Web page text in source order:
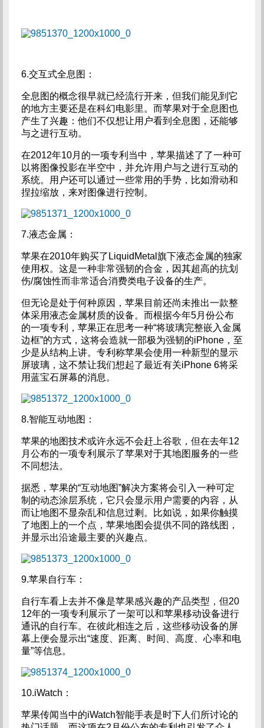
6.交互式全息图：
全息图的概念很早就已经流行开来，但我们能见到它
的地方主要还是在科幻电影里。而苹果对于全息图也
产生了兴趣：他们不仅想让用户看到全息图，还能够
与之进行互动。
在2012年10月的一项专利当中，苹果描述了了一种可
以将图像投影在半空中，并允许用户与之进行互动的
系统。用户还可以通过一些常用的手势，比如滑动和
捏拉缩放，来对图像进行控制。
7.液态金属：
苹果在2010年购买了LiquidMetal旗下液态金属的独家
使用权。这是一种非常强韧的合金，因其超高的抗划
伤/腐蚀性而非常适合消费类电子设备的生产。
但无论是处于何种原因，苹果目前还尚未推出一款整
体采用液态金属材质的设备。而根据今年5月份公布
的一项专利，苹果正在思考一种“将玻璃完整嵌入金属
边框”的方式，这将会造就一部极为强韧的iPhone，至
少是从结构上讲。专利称苹果会使用一种新型的显示
屏玻璃，这不禁让我们想起了最近有关iPhone 6将采
用蓝宝石屏幕的消息。
8.智能互动地图：
苹果的地图技术或许永远不会赶上谷歌，但在去年12
月公布的一项专利展示了苹果对于其地图服务的一些
不同想法。
据悉，苹果的“互动地图”解决方案将会引入一种可定
制的动态涂层系统，它只会显示用户需要的内容，从
而让地图不显杂乱和信息过剩。比如说，如果你触摸
了地图上的一个点，苹果地图会提供不同的路线图，
并显示出沿途最主要的兴趣点。
9.苹果自行车：
自行车看上去并不像是苹果感兴趣的产品类型，但20
12年的一项专利展示了一架可以和苹果移动设备进行
通讯的自行车。在彼此相连之后，这些移动设备的屏
幕上便会显示出“速度、距离、时间、高度、心率和电
量”等信息。
10.iWatch：
苹果传闻当中的iWatch智能手表是时下人们所讨论的